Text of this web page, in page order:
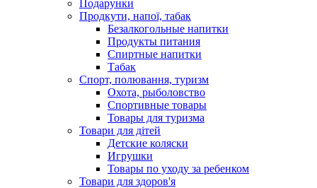
Подарунки
Продкути, напої, табак
Безалкогольные напитки
Продукты питания
Спиртные напитки
Табак
Спорт, полювання, туризм
Охота, рыболовство
Спортивные товары
Товары для туризма
Товари для дітей
Детские коляски
Игрушки
Товары по уходу за ребенком
Товари для здоров'я